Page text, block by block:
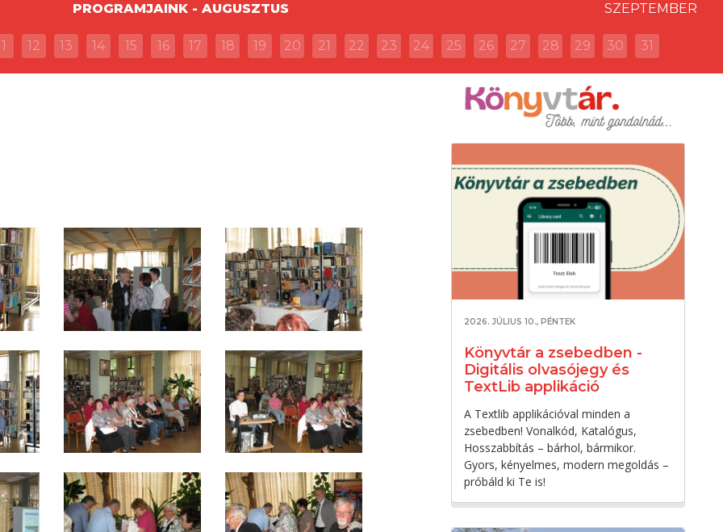
PROGRAMJAINK - AUGUSZTUS SZEPTEMBER
12 13 14 15 16 17 18 19 20 21 22 23 24 25 26 27 28 29 30 31
2026. JÚLIUS 10., PÉNTEK
Könyvtár a zsebedben -
Digitális olvasójegy és
TextLib applikáció
A Textlib applikációval minden a
zsebedben! Vonalkód, Katalógus,
Hosszabbítás – bárhol, bármikor.
Gyors, kényelmes, modern megoldás –
próbáld ki Te is!